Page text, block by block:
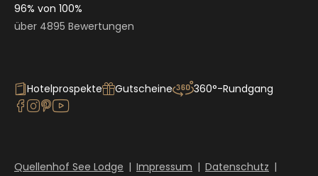
96% von 100%
über 4895 Bewertungen
Hotelprospekte Gutscheine 360°-Rundgang
Quellenhof See Lodge | Impressum | Datenschutz |